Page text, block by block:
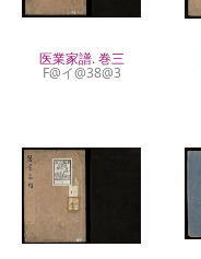
医業家譜. 巻三
F@イ@38@3